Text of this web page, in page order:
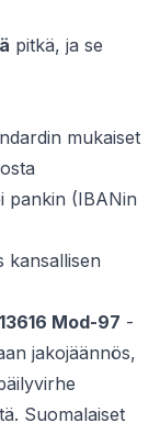
pitkä, ja se
mukaiset
pankin (IBANin
kansallisen
Mod-97 -
jakojäännös,
Suomalaiset